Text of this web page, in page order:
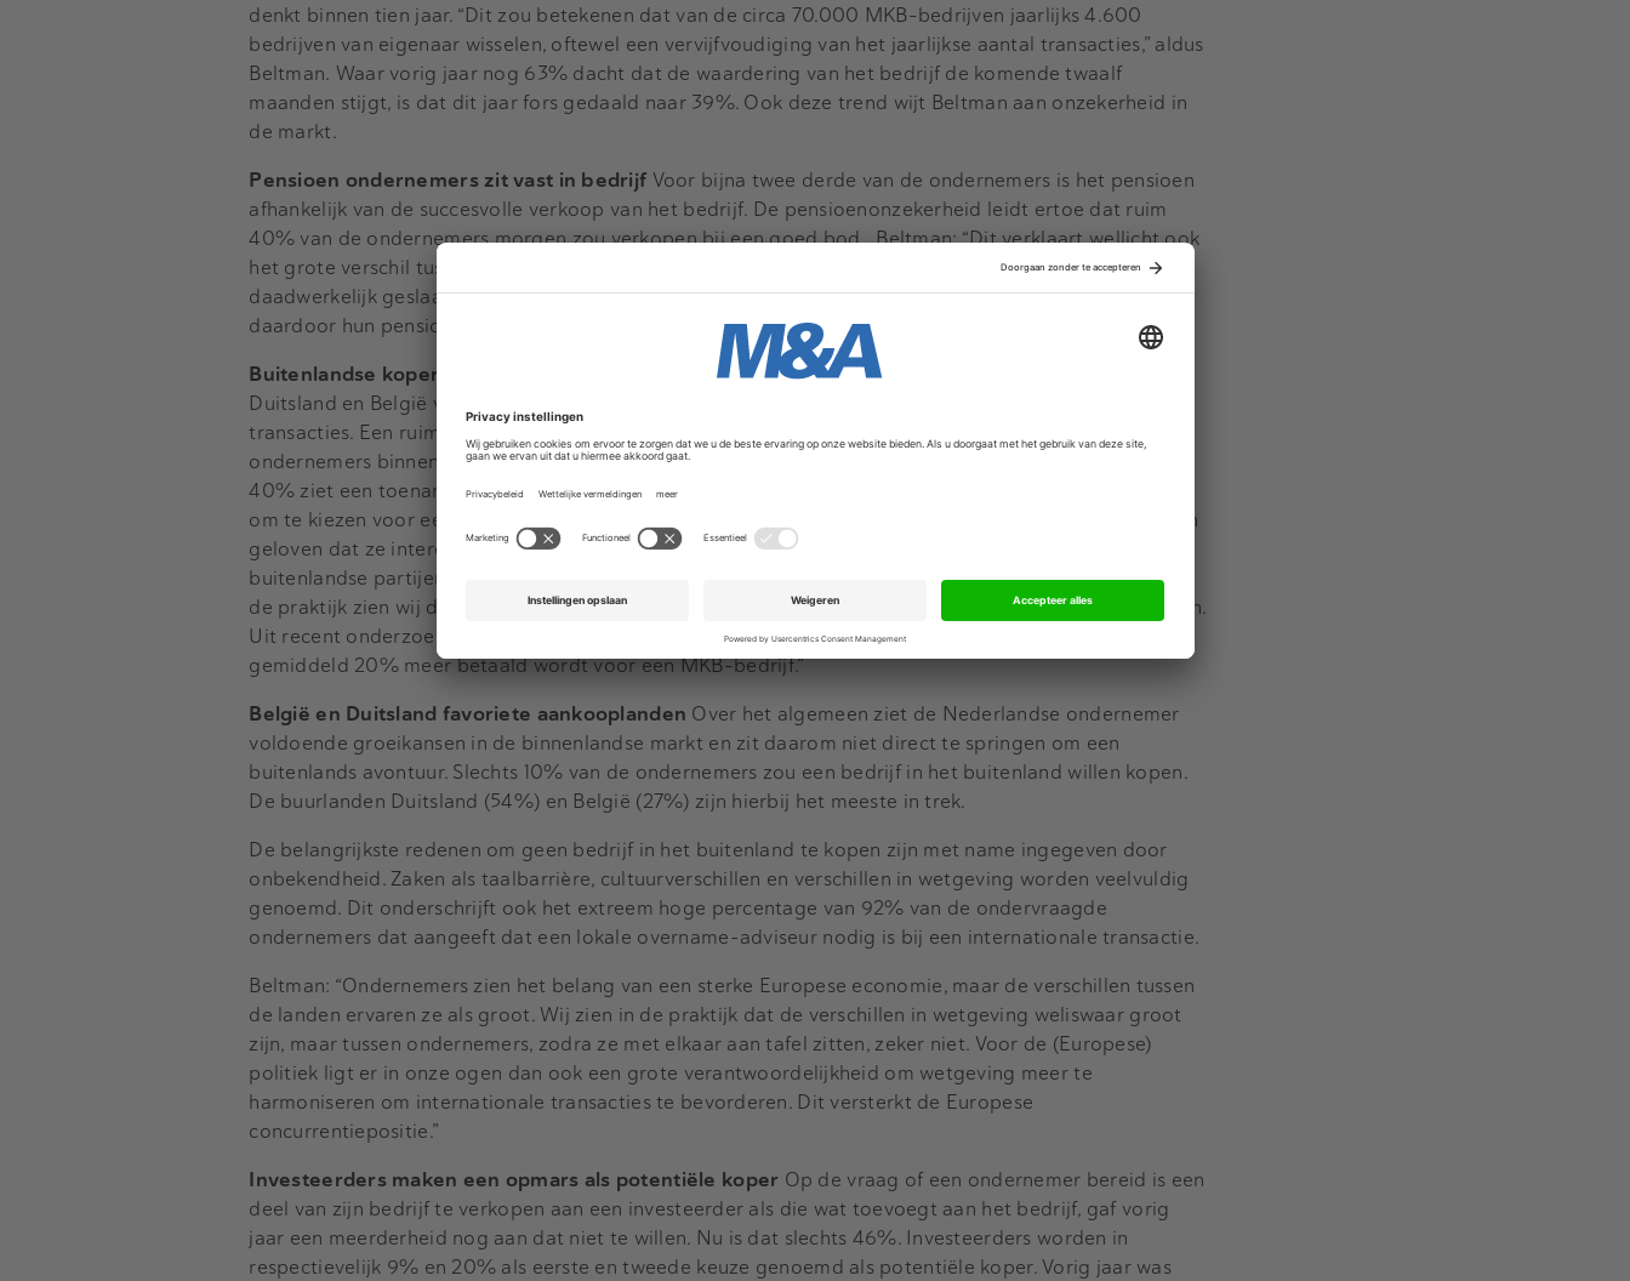
denkt binnen tien jaar. “Dit zou betekenen dat van de circa 70.000 MKB-bedrijven jaarlijks 4.600
bedrijven van eigenaar wisselen, oftewel een vervijfvoudiging van het jaarlijkse aantal transacties,” aldus
Beltman. Waar vorig jaar nog 63% dacht dat de waardering van het bedrijf de komende twaalf
maanden stijgt, is dat dit jaar fors gedaald naar 39%. Ook deze trend wijt Beltman aan onzekerheid in
de markt.
Pensioen ondernemers zit vast in bedrijf Voor bijna twee derde van de ondernemers is het pensioen
afhankelijk van de succesvolle verkoop van het bedrijf. De pensioenonzekerheid leidt ertoe dat ruim
40% van de ondernemers morgen zou verkopen bij een goed bod. Beltman: “Dit verklaart wellicht ook
het grote verschil tussen het aantal ondernemers dat de intentie heeft om te verkopen en het aantal
daadwerkelijk geslaagde transacties. Veel ondernemers schatten de waarde van hun bedrijf, en
daardoor hun pensioen, te hoog in. Hierdoor is verkoop in de praktijk nog geen optie.”
Buitenlandse koper betaalt meer
Omdat Marktlink sinds dit jaar ook met eigen vestigingen in
Duitsland en België vertegenwoordigd is, kijkt het onderzoek dit jaar ook naar internationale
transacties. Een ruime meerderheid van de ondervraagde ondernemers onderschrijft dat Europese
ondernemers binnen Europa moeten uitbreiden om concurrerend te blijven met Azië en de VS. Circa
40% ziet een toename in Internationale transacties. De twee belangrijkste redenen die zij aanvoeren
om te kiezen voor een internationale koper? Ze denken dat buitenlandse partijen meer geld betalen en
geloven dat ze interessanter zijn doordat ze zich in een niche bevinden die aantrekkelijk is voor
buitenlandse partijen. Beltman: “De Nederlandse ondernemer heeft het hier bij het rechte eind, want in
de praktijk zien wij dat buitenlandse partijen vaak bereid zijn meer te betalen dan Nederlandse partijen.
Uit recent onderzoek van Brookz onder dezelfde doelgroep blijkt bijvoorbeeld dat in Duitsland
gemiddeld 20% meer betaald wordt voor een MKB-bedrijf.”
België en Duitsland favoriete aankooplanden Over het algemeen ziet de Nederlandse ondernemer
voldoende groeikansen in de binnenlandse markt en zit daarom niet direct te springen om een
buitenlands avontuur. Slechts 10% van de ondernemers zou een bedrijf in het buitenland willen kopen.
De buurlanden Duitsland (54%) en België (27%) zijn hierbij het meeste in trek.
De belangrijkste redenen om geen bedrijf in het buitenland te kopen zijn met name ingegeven door
onbekendheid. Zaken als taalbarrière, cultuurverschillen en verschillen in wetgeving worden veelvuldig
genoemd. Dit onderschrijft ook het extreem hoge percentage van 92% van de ondervraagde
ondernemers dat aangeeft dat een lokale overname-adviseur nodig is bij een internationale transactie.
Beltman: “Ondernemers zien het belang van een sterke Europese economie, maar de verschillen tussen
de landen ervaren ze als groot. Wij zien in de praktijk dat de verschillen in wetgeving weliswaar groot
zijn, maar tussen ondernemers, zodra ze met elkaar aan tafel zitten, zeker niet. Voor de (Europese)
politiek ligt er in onze ogen dan ook een grote verantwoordelijkheid om wetgeving meer te
harmoniseren om internationale transacties te bevorderen. Dit versterkt de Europese
concurrentiepositie.”
Investeerders maken een opmars als potentiële koper Op de vraag of een ondernemer bereid is een
deel van zijn bedrijf te verkopen aan een investeerder als die wat toevoegt aan het bedrijf, gaf vorig
jaar een meerderheid nog aan dat niet te willen. Nu is dat slechts 46%. Investeerders worden in
respectievelijk 9% en 20% als eerste en tweede keuze genoemd als potentiële koper. Vorig jaar was